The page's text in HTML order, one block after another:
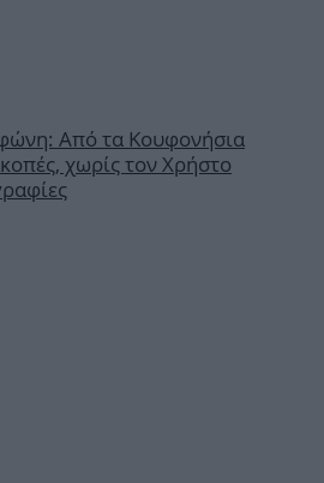
Από τα Κουφονήσια
χωρίς τον Χρήστο